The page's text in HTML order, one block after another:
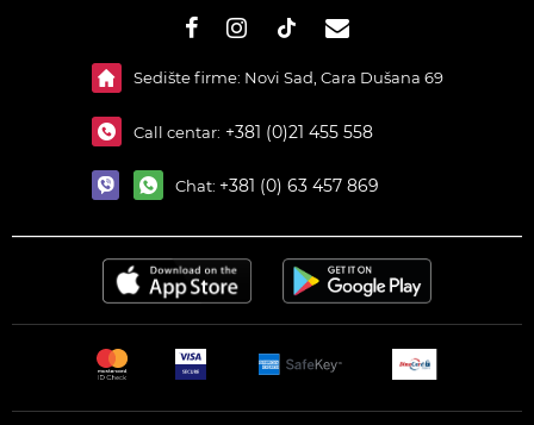
Sedište firme: Novi Sad, Cara Dušana 69
Call centar: +381 (0)21 455 558
Chat: +381 (0) 63 457 869